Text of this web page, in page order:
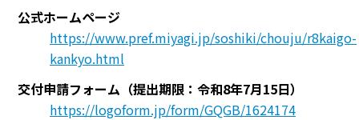
公式ホームページ
https://www.pref.miyagi.jp/soshiki/chouju/r8kaigo-
kankyo.html
交付申請フォーム（提出期限：令和8年7月15日）
https://logoform.jp/form/GQGB/1624174